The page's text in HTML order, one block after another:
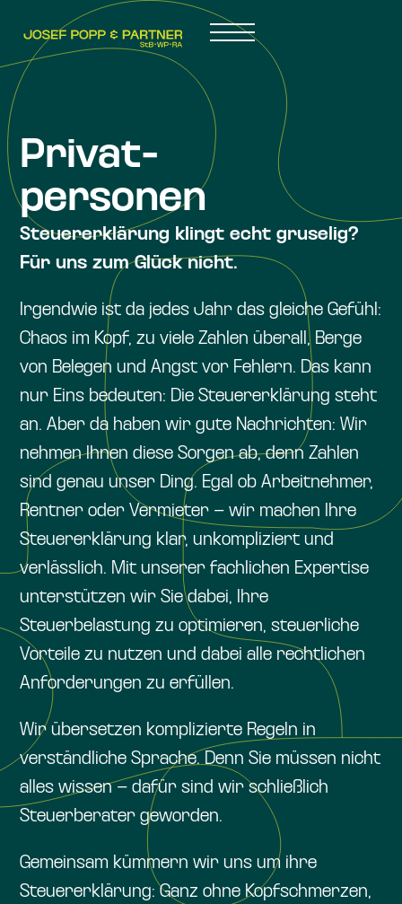
Privat-
personen
Steuererklärung klingt echt gruselig?
Für uns zum Glück nicht.
Irgendwie ist da jedes Jahr das gleiche Gefühl:
Chaos im Kopf, zu viele Zahlen überall, Berge
von Belegen und Angst vor Fehlern. Das kann
nur Eins bedeuten: Die Steuererklärung steht
an. Aber da haben wir gute Nachrichten: Wir
nehmen Ihnen diese Sorgen ab, denn Zahlen
sind genau unser Ding. Egal ob Arbeitnehmer,
Rentner oder Vermieter – wir machen Ihre
Steuererklärung klar, unkompliziert und
verlässlich. Mit unserer fachlichen Expertise
unterstützen wir Sie dabei, Ihre
Steuerbelastung zu optimieren, steuerliche
Vorteile zu nutzen und dabei alle rechtlichen
Anforderungen zu erfüllen.
Wir übersetzen komplizierte Regeln in
verständliche Sprache. Denn Sie müssen nicht
alles wissen – dafür sind wir schließlich
Steuerberater geworden.
Gemeinsam kümmern wir uns um ihre
Steuererklärung: Ganz ohne Kopfschmerzen,